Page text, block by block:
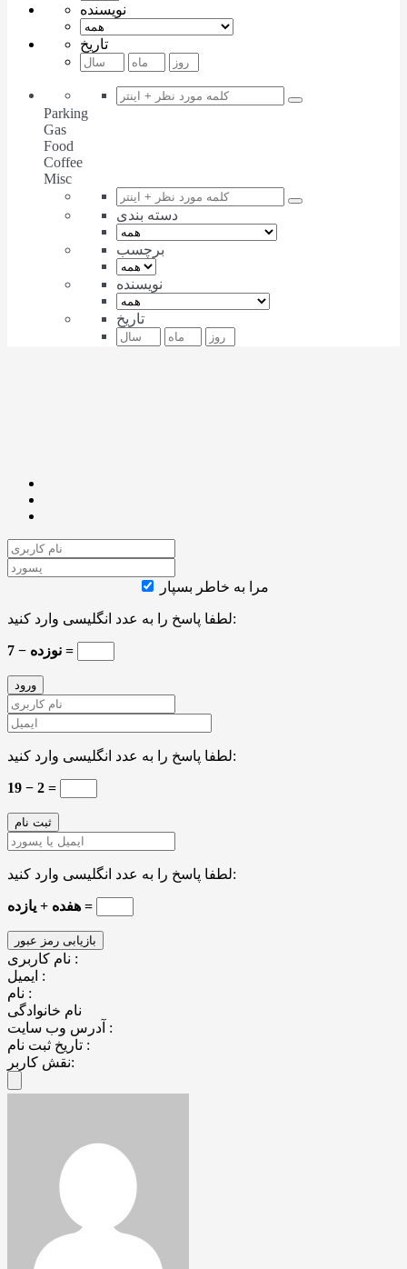
نویسنده
تاریخ
Parking
Gas
Food
Coffee
Misc
دسته بندی
برچسب
نویسنده
تاریخ
مرا به خاطر بسپار
لطفا پاسخ را به عدد انگلیسی وارد کنید:
نوزده − 7 =
لطفا پاسخ را به عدد انگلیسی وارد کنید:
19 − 2 =
لطفا پاسخ را به عدد انگلیسی وارد کنید:
هفده + یازده =
نام کاربری :
ایمیل :
نام :
نام خانوادگی
آدرس وب سایت :
تاریخ ثبت نام :
نقش کاربر: